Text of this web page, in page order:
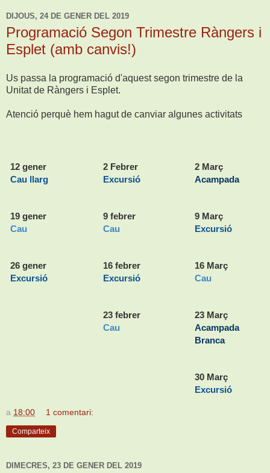
DIJOUS, 24 DE GENER DEL 2019
Programació Segon Trimestre Ràngers i
Esplet (amb canvis!)
Us passa la programació d'aquest segon trimestre de la
Unitat de Ràngers i Esplet.
Atenció perquè hem hagut de canviar algunes activitats
12 gener
Cau llarg
19 gener
Cau
26 gener
Excursió
2 Febrer
Excursió
9 febrer
Cau
16 febrer
Excursió
23 febrer
Cau
2 Març
Acampada
9 Març
Excursió
16 Març
Cau
23 Març
Acampada
Branca
30 Març
Excursió
a 18:00 1 comentari:
Comparteix
DIMECRES, 23 DE GENER DEL 2019